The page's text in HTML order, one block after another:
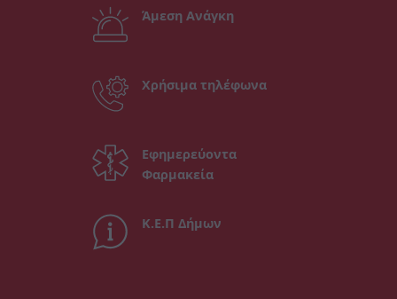
Άμεση Ανάγκη
Χρήσιμα τηλέφωνα
Εφημερεύοντα
Φαρμακεία
Κ.Ε.Π Δήμων